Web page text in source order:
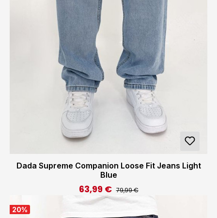
Dada Supreme Companion Loose Fit Jeans Light
Blue
Verkaufspreis:
63,99 € Regulärer Preis:
79,99 €
20%